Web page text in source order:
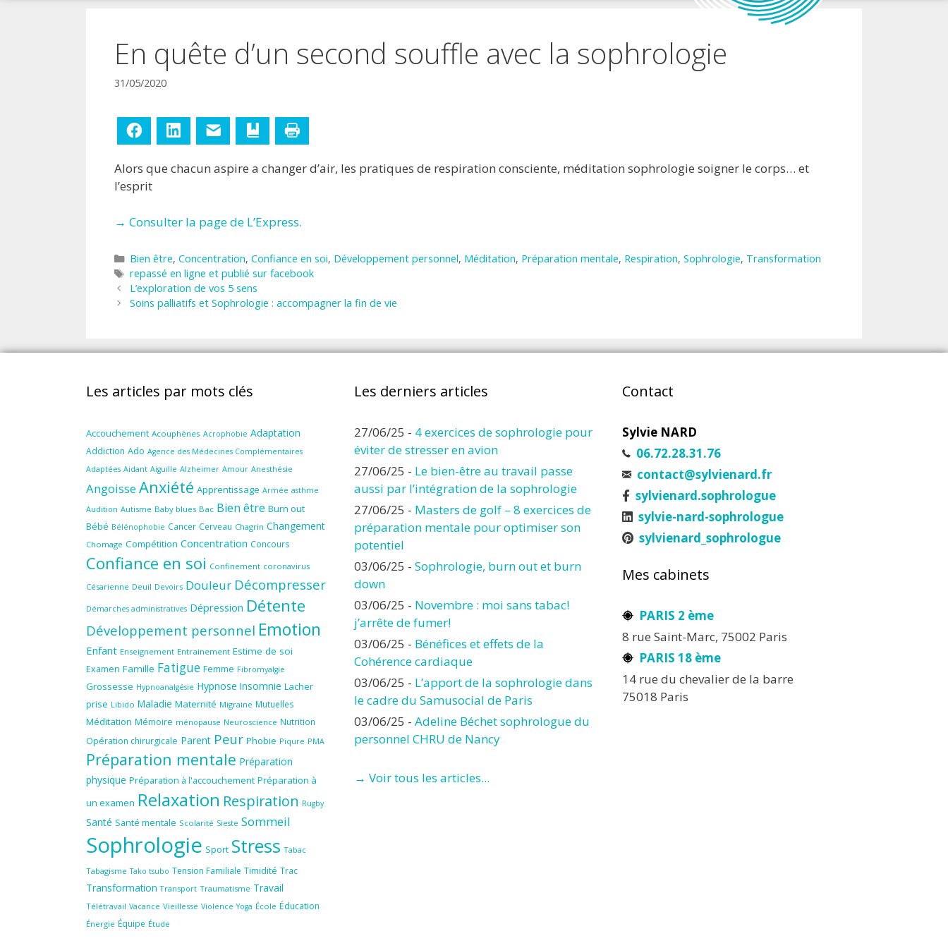
En quête d’un second souffle avec la sophrologie
31/05/2020
Facebook LinkedIn Ajouter aux favoris
Alors que chacun aspire a changer d’air, les pratiques de respiration consciente, méditation sophrologie soigner le corps… et
l’esprit
→ Consulter la page de L’Express.
Catégories
Bien être, Concentration, Confiance en soi, Développement personnel, Méditation, Préparation mentale, Respiration, Sophrologie, Transformation
Étiquettes
repassé en ligne et publié sur facebook
L’exploration de vos 5 sens
Soins palliatifs et Sophrologie : accompagner la fin de vie
Les articles par mots clés
Accouchement Acouphènes Acrophobie Adaptation
Addiction Ado Agence des Médecines Complémentaires
Adaptées Aidant Aiguille Alzheimer Amour Anesthésie
Angoisse Anxiété Apprentissage Armée asthme
Audition Autisme Baby blues Bac Bien être Burn out
Bébé Bélénophobie Cancer Cerveau Chagrin Changement
Chomage Compétition Concentration Concours
Confiance en soi Confinement coronavirus
Césarienne Deuil Devoirs Douleur Décompresser
Démarches administratives Dépression Détente
Développement personnel Emotion
Enfant Enseignement Entrainement Estime de soi
Examen Famille Fatigue Femme Fibromyalgie
Grossesse Hypnoanalgésie Hypnose Insomnie Lacher
prise Libido Maladie Maternité Migraine Mutuelles
Méditation Mémoire ménopause Neuroscience Nutrition
Opération chirurgicale Parent Peur Phobie Piqure PMA
Préparation mentale Préparation
physique Préparation à l'accouchement Préparation à
un examen Relaxation Respiration Rugby
Santé Santé mentale Scolarité Sieste Sommeil
Sophrologie Sport Stress Tabac
Tabagisme Tako tsubo Tension Familiale Timidité Trac
Transformation Transport Traumatisme Travail
Télétravail Vacance Vieillesse Violence Yoga École Éducation
Énergie Équipe Étude
Les derniers articles
27/06/25 - 4 exercices de sophrologie pour
éviter de stresser en avion
27/06/25 - Le bien-être au travail passe
aussi par l’intégration de la sophrologie
27/06/25 - Masters de golf – 8 exercices de
préparation mentale pour optimiser son
potentiel
03/06/25 - Sophrologie, burn out et burn
down
03/06/25 - Novembre : moi sans tabac!
j’arrête de fumer!
03/06/25 - Bénéfices et effets de la
Cohérence cardiaque
03/06/25 - L’apport de la sophrologie dans
le cadre du Samusocial de Paris
03/06/25 - Adeline Béchet sophrologue du
personnel CHRU de Nancy
→ Voir tous les articles...
Contact
Sylvie NARD
06.72.28.31.76
contact@sylvienard.fr
sylvienard.sophrologue
sylvie-nard-sophrologue
sylvienard_sophrologue
Mes cabinets
PARIS 2 ème
8 rue Saint-Marc, 75002 Paris
PARIS 18 ème
14 rue du chevalier de la barre
75018 Paris